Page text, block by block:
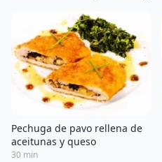
Pechuga de pavo rellena de
aceitunas y queso
30 min